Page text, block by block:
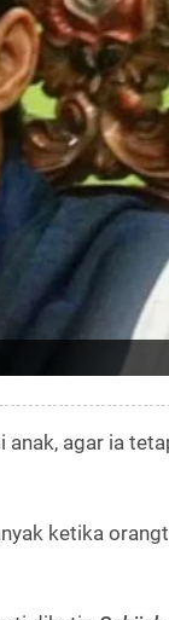
anak, agar ia
ketika